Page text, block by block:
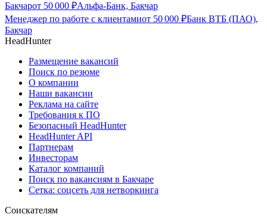
Бакчарот 50 000 ₽Альфа-Банк, Бакчар
Менеджер по работе с клиентамиот 50 000 ₽Банк ВТБ (ПАО),
Бакчар
HeadHunter
Размещение вакансий
Поиск по резюме
О компании
Наши вакансии
Реклама на сайте
Требования к ПО
Безопасный HeadHunter
HeadHunter API
Партнерам
Инвесторам
Каталог компаний
Поиск по вакансиям в Бакчаре
Сетка: соцсеть для нетворкинга
Соискателям